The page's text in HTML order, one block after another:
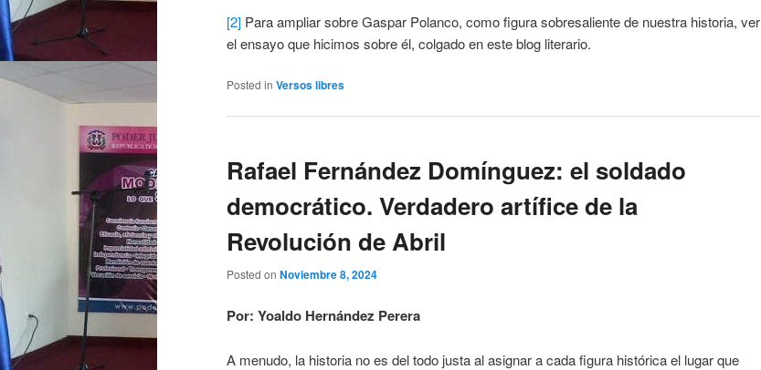
[2] Para ampliar sobre Gaspar Polanco, como figura sobresaliente de nuestra historia, ver
el ensayo que hicimos sobre él, colgado en este blog literario.
Posted in Versos libres
Rafael Fernández Domínguez: el soldado
democrático. Verdadero artífice de la
Revolución de Abril
Posted on Noviembre 8, 2024
Por: Yoaldo Hernández Perera
A menudo, la historia no es del todo justa al asignar a cada figura histórica el lugar que